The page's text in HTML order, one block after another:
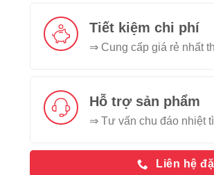
Tiết kiệm chi phí
⇒ Cung cấp giá rẻ nhất
Hỗ trợ sản phẩm
⇒ Tư vấn chu đáo nhiệt
Liên hệ